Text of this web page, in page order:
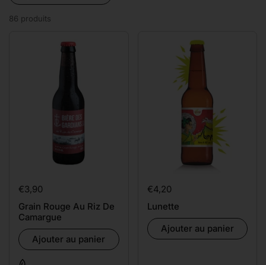
86 produits
Prix:
€3,90
Grain Rouge Au Riz De
Camargue
Ajouter au panier
Prix:
€4,20
Lunette
Ajouter au panier